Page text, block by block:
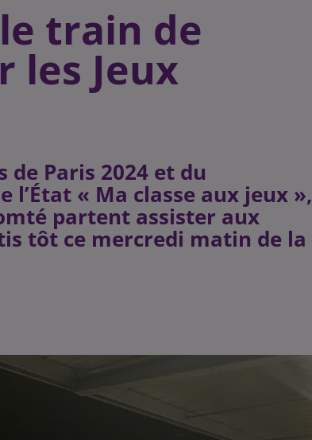
train de
les Jeux
de Paris 2024 et du
« Ma classe aux jeux »,
partent assister aux
tôt ce mercredi matin de la